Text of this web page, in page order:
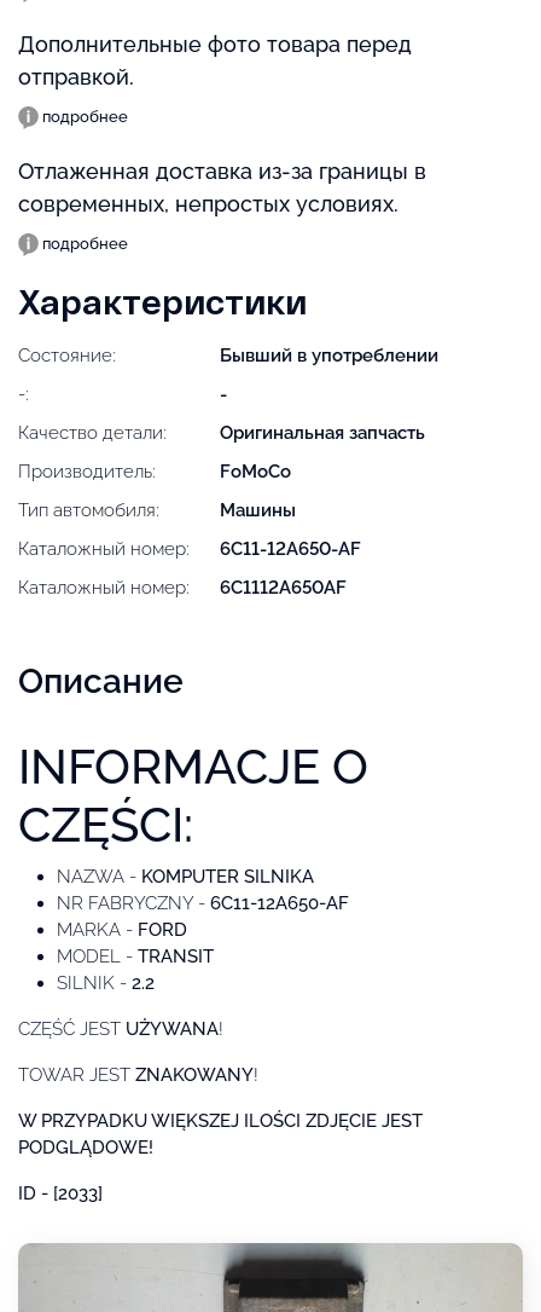
Дополнительные фото товара перед
отправкой.
подробнее
Отлаженная доставка из-за границы в
современных, непростых условиях.
подробнее
Характеристики
Состояние:
Бывший в употреблении
-:
-
Качество детали:
Оригинальная запчасть
Производитель:
FoMoCo
Тип автомобиля:
Машины
Каталожный номер:
6C11-12A650-AF
Каталожный номер:
6C1112A650AF
Описание
INFORMACJE O
CZĘŚCI:
NAZWA - KOMPUTER SILNIKA
NR FABRYCZNY - 6C11-12A650-AF
MARKA - FORD
MODEL - TRANSIT
SILNIK - 2.2
CZĘŚĆ JEST UŻYWANA!
TOWAR JEST ZNAKOWANY!
W PRZYPADKU WIĘKSZEJ ILOŚCI ZDJĘCIE JEST
PODGLĄDOWE!
ID - [2033]